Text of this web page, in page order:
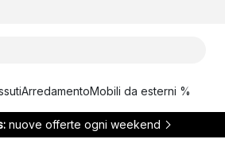
ArredamentoMobili da esterni %
nuove offerte ogni weekend